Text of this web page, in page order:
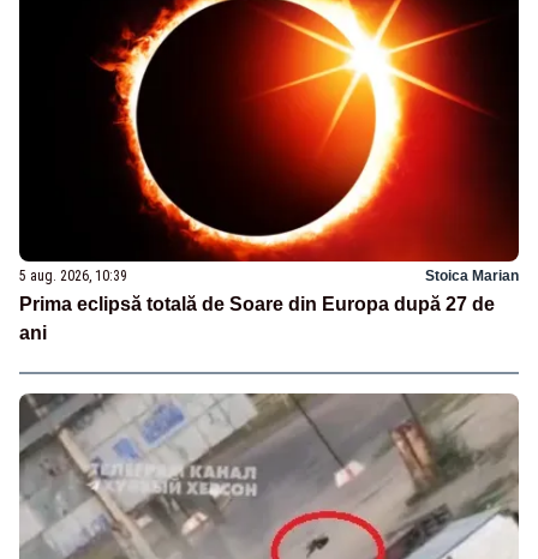
5 aug. 2026, 10:39 Stoica Marian
Prima eclipsă totală de Soare din Europa după 27 de
ani